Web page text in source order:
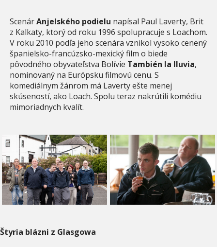
ScenárAnjelského podielu napísal Paul Laverty, Brit
z Kalkaty, ktorý od roku 1996 spolupracuje s Loachom.
V roku 2010 podľa jeho scenára vznikol vysoko cenený
španielsko-francúzsko-mexický film o biede
pôvodného obyvateľstva Bolívie También la lluvia,
nominovaný na Európsku filmovú cenu. S
komediálnym žánrom má Laverty ešte menej
skúseností, ako Loach. Spolu teraz nakrútili komédiu
mimoriadnych kvalít.
Štyria blázni z Glasgowa